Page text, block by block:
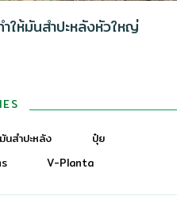
ให้มันสำปะหลังหัวใหญ่
มันสำปะหลัง
ปุ๋ย
V-Planta